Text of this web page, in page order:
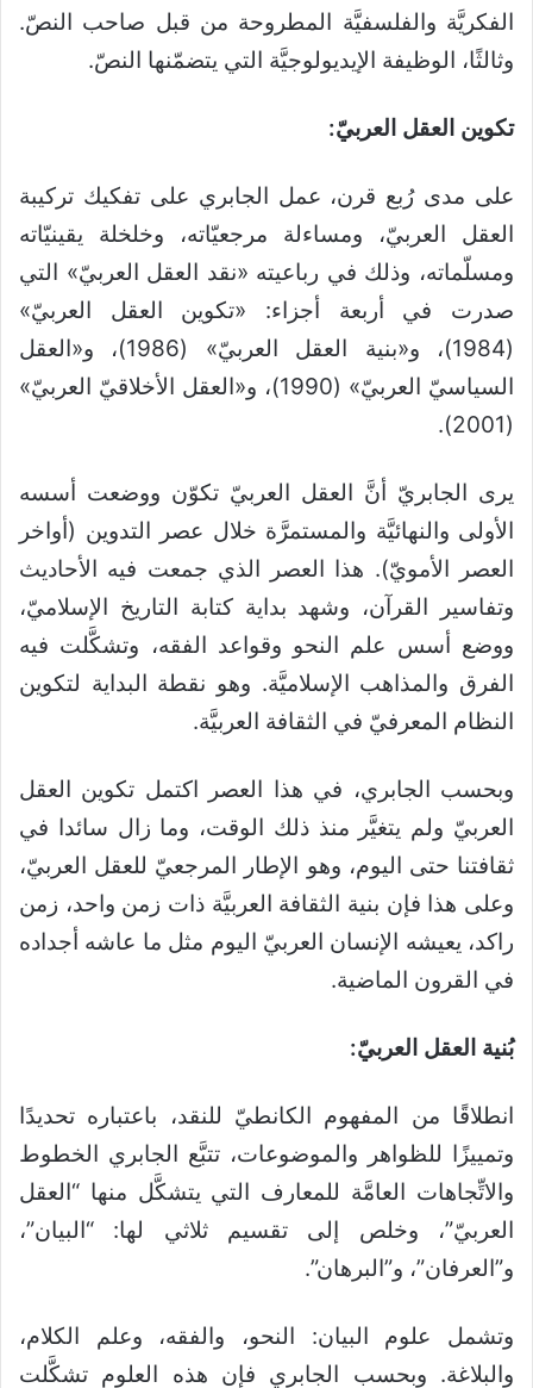
الفكريَّة والفلسفيَّة المطروحة من قبل صاحب النصّ.
وثالثًا، الوظيفة الإيديولوجيَّة التي يتضمّنها النصّ.
تكوين العقل العربيّ:
على مدى رُبع قرن، عمل الجابري على تفكيك تركيبة
العقل العربيّ، ومساءلة مرجعيّاته، وخلخلة يقينيّاته
ومسلّماته، وذلك في رباعيته «نقد العقل العربيّ» التي
صدرت في أربعة أجزاء: «تكوين العقل العربيّ»
(1984)، و«بنية العقل العربيّ» (1986)، و«العقل
السياسيّ العربيّ» (1990)، و«العقل الأخلاقيّ العربيّ»
(2001).
يرى الجابريّ أنَّ العقل العربيّ تكوّن ووضعت أسسه
الأولى والنهائيَّة والمستمرَّة خلال عصر التدوين (أواخر
العصر الأمويّ). هذا العصر الذي جمعت فيه الأحاديث
وتفاسير القرآن، وشهد بداية كتابة التاريخ الإسلاميّ،
ووضع أسس علم النحو وقواعد الفقه، وتشكَّلت فيه
الفرق والمذاهب الإسلاميَّة. وهو نقطة البداية لتكوين
النظام المعرفيّ في الثقافة العربيَّة.
وبحسب الجابري، في هذا العصر اكتمل تكوين العقل
العربيّ ولم يتغيَّر منذ ذلك الوقت، وما زال سائدا في
ثقافتنا حتى اليوم، وهو الإطار المرجعيّ للعقل العربيّ،
وعلى هذا فإن بنية الثقافة العربيَّة ذات زمن واحد، زمن
راكد، يعيشه الإنسان العربيّ اليوم مثل ما عاشه أجداده
في القرون الماضية.
بُنية العقل العربيّ:
انطلاقًا من المفهوم الكانطيّ للنقد، باعتباره تحديدًا
وتمييزًا للظواهر والموضوعات، تتبَّع الجابري الخطوط
والاتِّجاهات العامَّة للمعارف التي يتشكَّل منها “العقل
العربيّ”، وخلص إلى تقسيم ثلاثي لها: “البيان”،
و”العرفان”، و”البرهان”.
وتشمل علوم البيان: النحو، والفقه، وعلم الكلام،
والبلاغة. وبحسب الجابري فإن هذه العلوم تشكَّلت